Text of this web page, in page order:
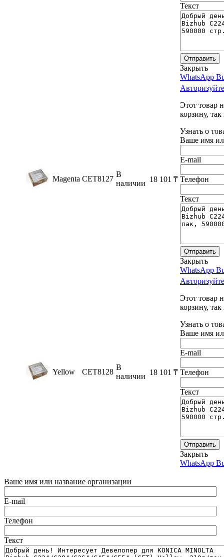
Текст
Отправить
Закрыть
WhatsApp
Magenta CET8127
В
наличии 18 101 ₸
Этот товар
корзину,
Узнать о
Ваше имя
E-mail
Телефон
Текст
Отправить
Закрыть
WhatsApp
Yellow CET8128
В
наличии 18 101 ₸
Этот товар
корзину,
Узнать о
Ваше имя
E-mail
Телефон
Текст
Отправить
Закрыть
WhatsApp
Ваше имя или название организации
E-mail
Телефон
Текст